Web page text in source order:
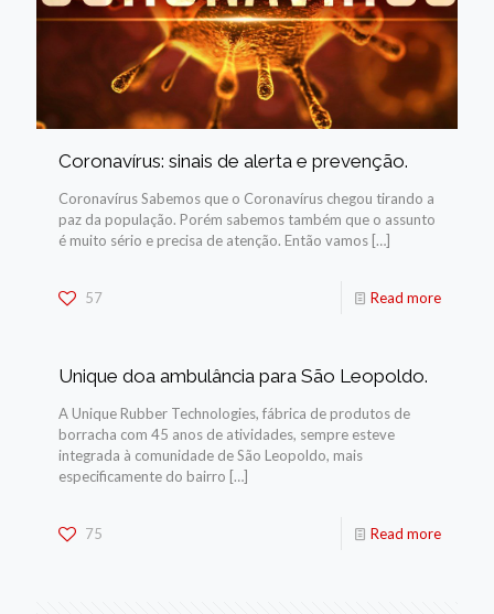
Coronavírus: sinais de alerta e prevenção.
Coronavírus Sabemos que o Coronavírus chegou tirando a
paz da população. Porém sabemos também que o assunto
é muito sério e precisa de atenção. Então vamos […]
57 Read more
Unique doa ambulância para São Leopoldo.
A Unique Rubber Technologies, fábrica de produtos de
borracha com 45 anos de atividades, sempre esteve
integrada à comunidade de São Leopoldo, mais
especificamente do bairro […]
75 Read more